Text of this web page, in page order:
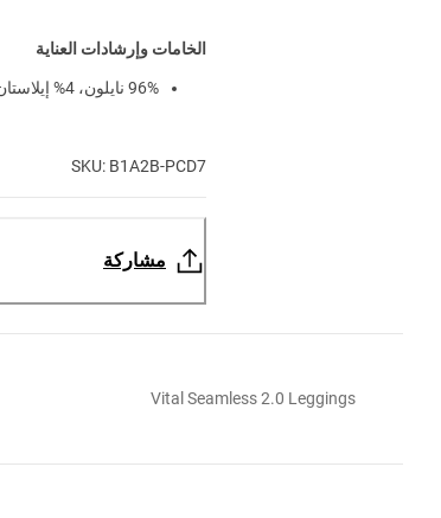
الخامات وإرشادات العناية
96% نايلون، 4% إيلاستان
SKU: B1A2B-PCD7
مشاركة
Vital Seamless 2.0 Leggings